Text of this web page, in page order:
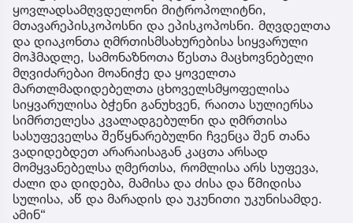
ყოვლადსამღვდელონი მიტროპოლიტნი,
მთავარეპისკოპოსნი და ეპისკოპოსნი. მღვდელთა
და დიაკონთა ღმრთისმსახურებისა სიყვარული
მოჰმადლე, სამონაზნოთა წესთა მაცხოვნებელი
მღვიძარებაი მოანიჭე და ყოველთა
მართლმადიდებელთა ცხოველსმყოფელისა
სიყვარულისა ბჭენი განუხვენ, რაითა სულიერსა
სიმრთელესა კვალადგებულნი და ღმრთისა
სასუფეველსა შეწყნარებულნი ჩვენცა შენ თანა
ვადიდებდეთ არარაისაგან კაცთა არსად
მომყვანებელსა ღმერთსა, რომლისა არს სუფევა,
ძალი და დიდება, მამისა და ძისა და წმიდისა
სულისა, აწ და მარადის და უკუნითი უკუნისამდე.
ამინ“